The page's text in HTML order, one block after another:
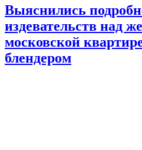
Выяснились
издевательств над
московской
блендером